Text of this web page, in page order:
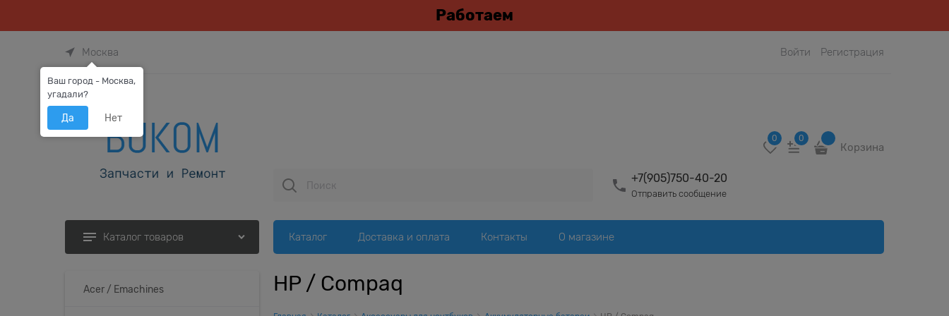
Работаем
Москва Войти Регистрация
+7(905)750-40-20
Отправить сообщение
0 0
Корзина
Каталог товаров Каталог Доставка и оплата Контакты О магазине
Acer / Emachines HP / Compaq
Ваш город - Москва,
угадали?
Да Нет